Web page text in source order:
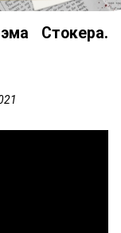
Стокера.